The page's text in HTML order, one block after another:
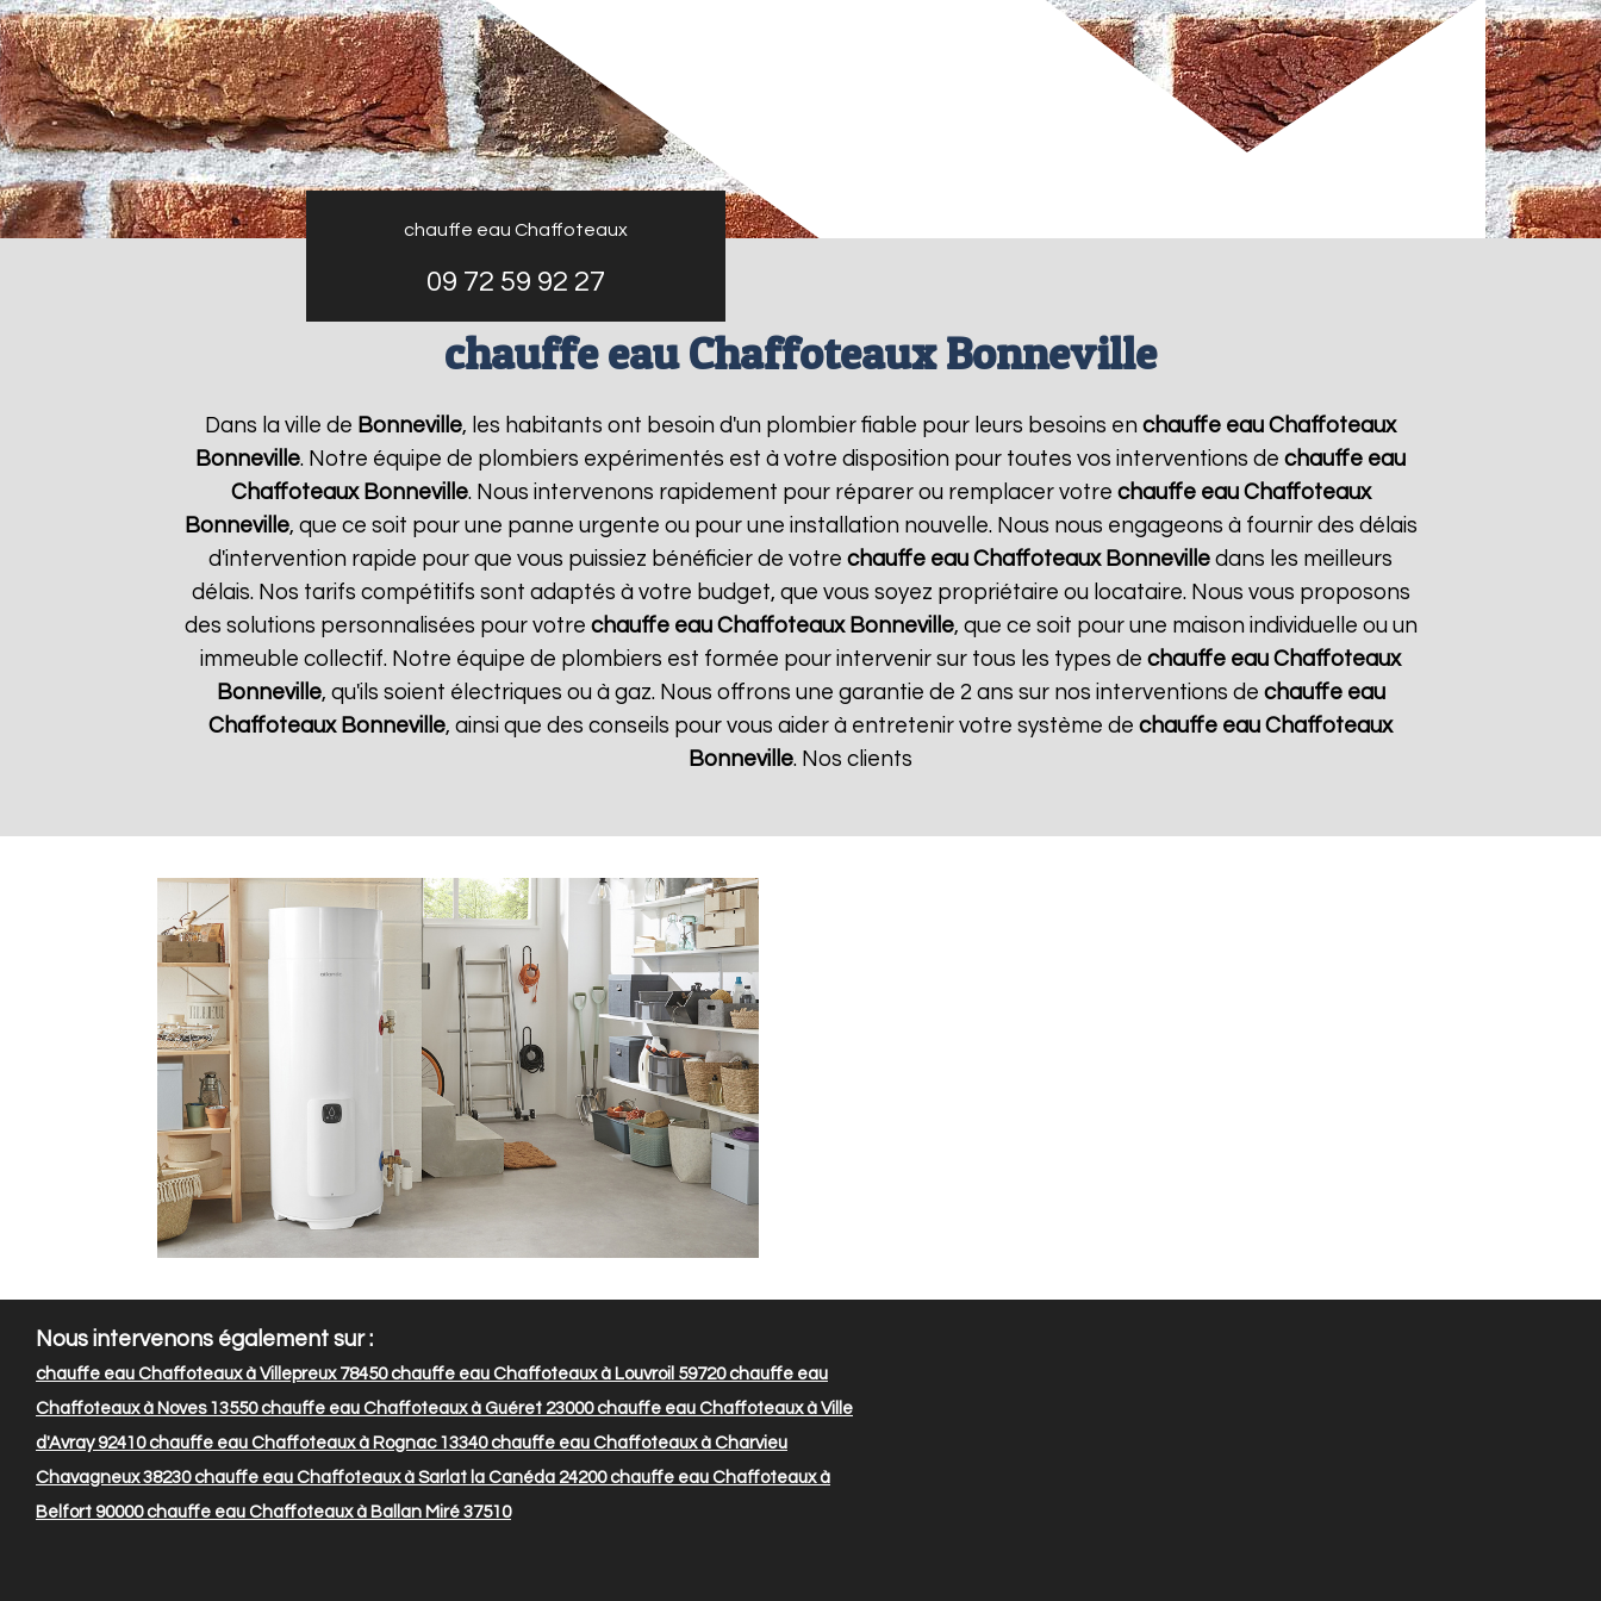
chauffe eau Chaffoteaux
09 72 59 92 27
chauffe eau Chaffoteaux Bonneville
Dans la ville de Bonneville, les habitants ont besoin d'un plombier fiable pour leurs besoins en chauffe eau Chaffoteaux
Bonneville. Notre équipe de plombiers expérimentés est à votre disposition pour toutes vos interventions de chauffe eau
Chaffoteaux Bonneville. Nous intervenons rapidement pour réparer ou remplacer votre chauffe eau Chaffoteaux
Bonneville, que ce soit pour une panne urgente ou pour une installation nouvelle. Nous nous engageons à fournir des délais
d'intervention rapide pour que vous puissiez bénéficier de votre chauffe eau Chaffoteaux Bonneville dans les meilleurs
délais. Nos tarifs compétitifs sont adaptés à votre budget, que vous soyez propriétaire ou locataire. Nous vous proposons
des solutions personnalisées pour votre chauffe eau Chaffoteaux Bonneville, que ce soit pour une maison individuelle ou un
immeuble collectif. Notre équipe de plombiers est formée pour intervenir sur tous les types de chauffe eau Chaffoteaux
Bonneville, qu'ils soient électriques ou à gaz. Nous offrons une garantie de 2 ans sur nos interventions de chauffe eau
Chaffoteaux Bonneville, ainsi que des conseils pour vous aider à entretenir votre système de chauffe eau Chaffoteaux
Bonneville. Nos clients
Nous intervenons également sur :
chauffe eau Chaffoteaux à Villepreux 78450chauffe eau Chaffoteaux à Louvroil 59720chauffe eau
Chaffoteaux à Noves 13550chauffe eau Chaffoteaux à Guéret 23000chauffe eau Chaffoteaux à Ville
d'Avray 92410chauffe eau Chaffoteaux à Rognac 13340chauffe eau Chaffoteaux à Charvieu
Chavagneux 38230chauffe eau Chaffoteaux à Sarlat la Canéda 24200chauffe eau Chaffoteaux à
Belfort 90000chauffe eau Chaffoteaux à Ballan Miré 37510